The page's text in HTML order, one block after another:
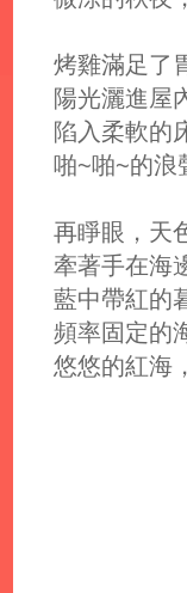
烤雞滿足了
陽光灑進屋
陷入柔軟的
啪~啪~的浪
再睜眼，天
牽著手在海
藍中帶紅的
頻率固定的
悠悠的紅海